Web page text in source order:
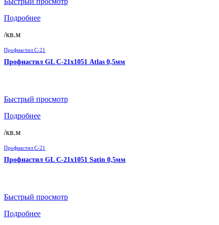
Подробнее
/кв.м
Профнастил C-21
Профнастил GL C-21х1051 Atlas 0,5мм
Быстрый просмотр
Подробнее
/кв.м
Профнастил C-21
Профнастил GL C-21х1051 Satin 0,5мм
Быстрый просмотр
Подробнее